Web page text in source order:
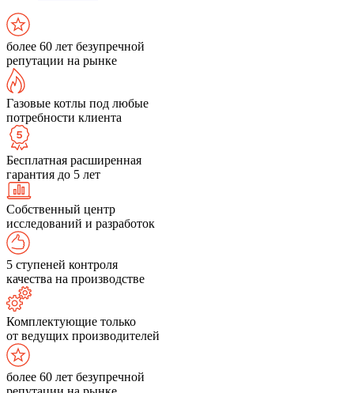
более 60 лет безупречной
репутации на рынке
Газовые котлы под любые
потребности клиента
Бесплатная расширенная
гарантия до 5 лет
Собственный центр
исследований и разработок
5 ступеней контроля
качества на производстве
Комплектующие только
от ведущих производителей
более 60 лет безупречной